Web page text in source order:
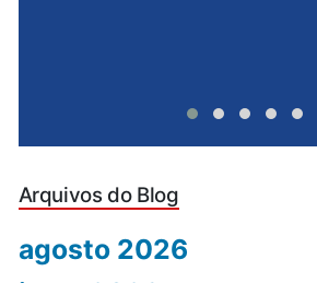
Arquivos do Blog
agosto 2026